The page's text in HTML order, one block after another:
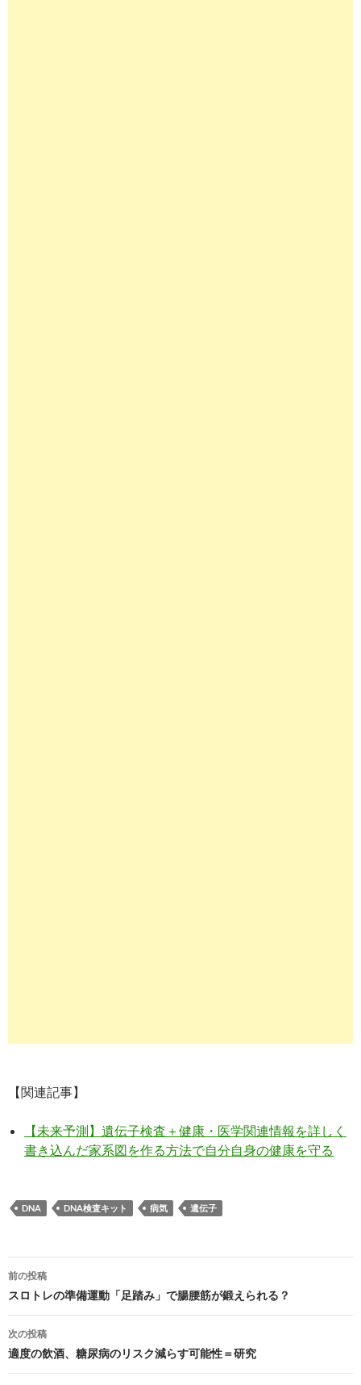
【関連記事】
【未来予測】遺伝子検査＋健康・医学関連情報を詳しく
書き込んだ家系図を作る方法で自分自身の健康を守る
DNA DNA検査キット 病気 遺伝子
投
稿
ナ
ビ
前の投稿
スロトレの準備運動「足踏み」で腸腰筋が鍛えられる？
次の投稿
適度の飲酒、糖尿病のリスク減らす可能性＝研究